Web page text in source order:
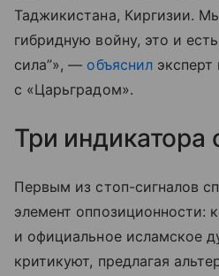
Таджикистана, Киргизии.
гибридную войну, это и
сила”», — объяснилэксперт
с «Царьградом».
Три индикатора
Первым из стоп-сигналов
элемент оппозиционности:
и официальное исламское
критикуют, предлагая